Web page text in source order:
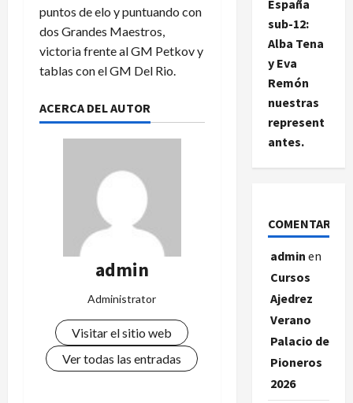
puntos de elo y puntuando con
dos Grandes Maestros,
victoria frente al GM Petkov y
tablas con el GM Del Rio.
ACERCA DEL AUTOR
admin
Administrator
Visitar el sitio web
Ver todas las entradas
España
sub-12:
Alba Tena
y Eva
Remón
nuestras
represent
antes.
COMENTARIOS
admin en
Cursos
Ajedrez
Verano
Palacio de
Pioneros
2026